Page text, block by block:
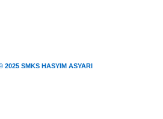
SMKS HASYIM ASYARI